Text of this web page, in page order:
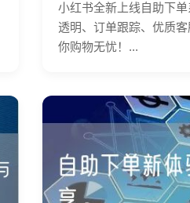
小红书全新上线自助下
透明、订单跟踪、优质
你购物无忧！...